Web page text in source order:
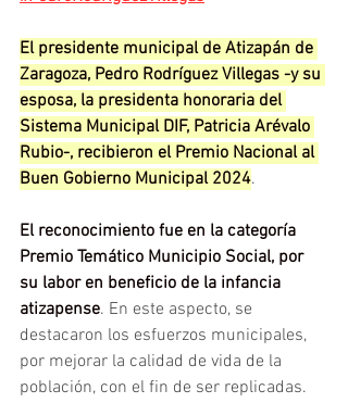
El presidente municipal de Atizapán de
Zaragoza, Pedro Rodríguez Villegas -y su
esposa, la presidenta honoraria del
Sistema Municipal DIF, Patricia Arévalo
Rubio-, recibieron el Premio Nacional al
Buen Gobierno Municipal 2024.
El reconocimiento fue en la categoría
Premio Temático Municipio Social, por
su labor en beneficio de la infancia
atizapense. En este aspecto, se
destacaron los esfuerzos municipales,
por mejorar la calidad de vida de la
población, con el fin de ser replicadas.